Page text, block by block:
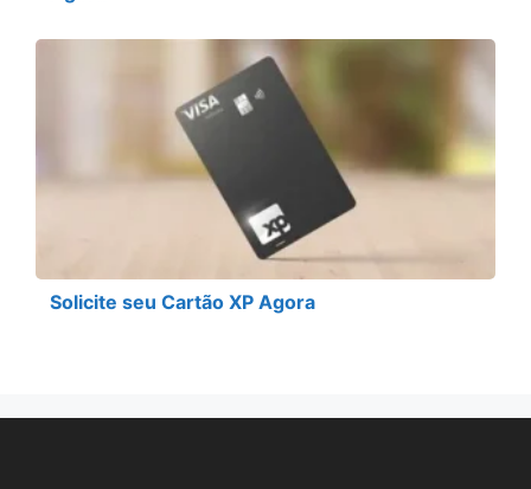
Solicite seu Cartão XP Agora